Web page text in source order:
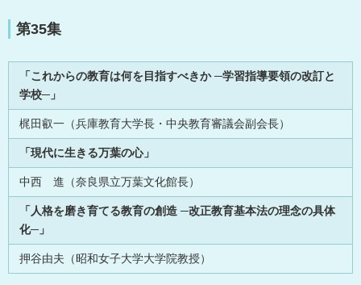
第35集
「これからの教育は何を目指すべきか ─学習指導要領の改訂と
学校─」
梶田叡一（兵庫教育大学長・中央教育審議会副会長）
「現代に生きる万葉の心」
中西 進（奈良県立万葉文化館長）
「人格を磨き育てる教育の創造 ─改正教育基本法の理念の具体
化─」
押谷由夫（昭和女子大学大学院教授）